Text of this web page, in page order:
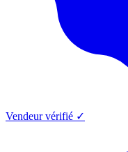
Vendeur vérifié ✓